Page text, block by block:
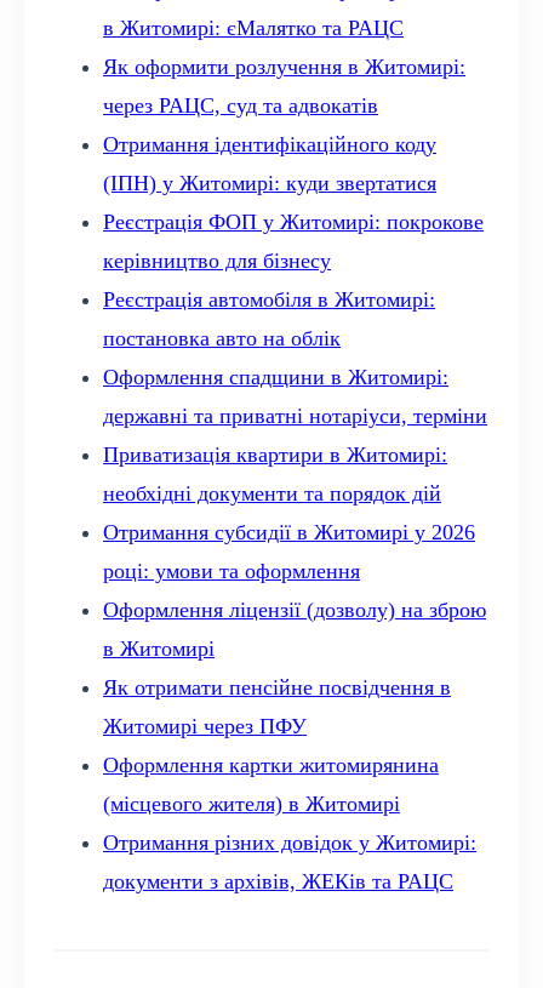
в Житомирі: єМалятко та РАЦС
Як оформити розлучення в Житомирі:
через РАЦС, суд та адвокатів
Отримання ідентифікаційного коду
(ІПН) у Житомирі: куди звертатися
Реєстрація ФОП у Житомирі: покрокове
керівництво для бізнесу
Реєстрація автомобіля в Житомирі:
постановка авто на облік
Оформлення спадщини в Житомирі:
державні та приватні нотаріуси, терміни
Приватизація квартири в Житомирі:
необхідні документи та порядок дій
Отримання субсидії в Житомирі у 2026
році: умови та оформлення
Оформлення ліцензії (дозволу) на зброю
в Житомирі
Як отримати пенсійне посвідчення в
Житомирі через ПФУ
Оформлення картки житомирянина
(місцевого жителя) в Житомирі
Отримання різних довідок у Житомирі:
документи з архівів, ЖЕКів та РАЦС